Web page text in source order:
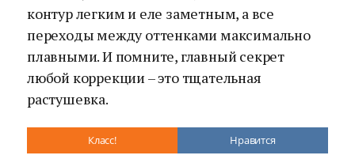
контур легким и еле заметным, а все
переходы между оттенками максимально
плавными. И помните, главный секрет
любой коррекции – это тщательная
растушевка.
Класс! Нравится